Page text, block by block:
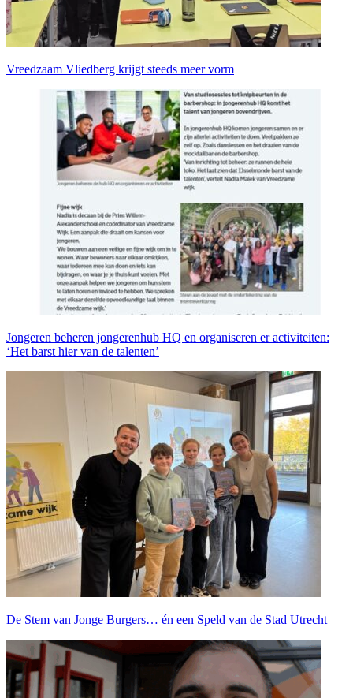
Vreedzaam Vliedberg krijgt steeds meer vorm
Jongeren beheren jongerenhub HQ en organiseren er activiteiten:
‘Het barst hier van de talenten’
De Stem van Jonge Burgers… én een Speld van de Stad Utrecht